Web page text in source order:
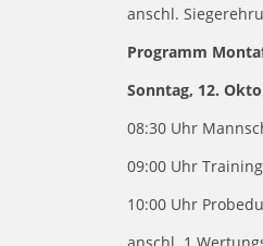
anschl.
Programm
Sonntag, 12.
08:30 Uhr
09:00 Uhr
10:00 Uhr